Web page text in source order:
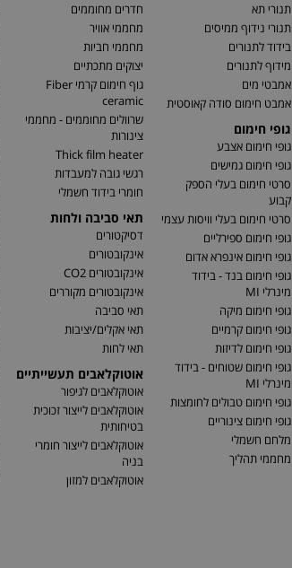
תנורי תא
תנורי נידוף ממיסים
בידוד לתנורים
מידוף לתנורים
אמבטי מים
אמבט חימום סודה קאוסטית
גופי חימום
גופי חימום אצבע
גופי חימום גמישים
סרטי חימום בעלי הספק
קבוע
סרטי חימום בעלי וויסות עצמי
גופי חימום ספירליים
גופי חימום אינפרא אדום
גופי חימום בנד - בידוד
מינרלי MI
גופי חימום מיקה
גופי חימום קרמיים
גופי חימום לדיזות
גופי חימום שטוחים - בידוד
מינרלי MI
גופי חימום טבולים לחומצות
גופי חימום צינוריים
מלחם חשמלי
מחממי תהליך
חדרים מחוממים
מחממי אוויר
מחממי חביות
יצוקים מתכתיים
גוף חימום קרמי Fiber
ceramic
שרוולים מחוממים - מחממי
צינורות
Thick film heater
רגשי גובה למעבדות
חומרי בידוד חשמלי
תאי סביבה ולחות
דסיקטורים
אינקובטורים
אינקובטורים CO2
אינקובטורים מקוררים
תאי סביבה
תאי אקלים/יציבות
תאי לחות
אוטוקלאבים תעשייתיים
אוטוקלאבים לגיפור
אוטוקלאבים לייצור זכוכית
בטיחותית
אוטוקלאבים לייצור חומרי
בניה
אוטוקלאבים למזון